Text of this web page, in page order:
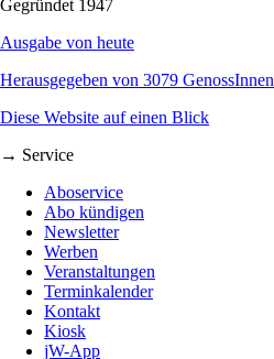
Gegründet 1947
Ausgabe von heute
Herausgegeben von 3079 GenossInnen
Diese Website auf einen Blick
→ Service
Aboservice
Abo kündigen
Newsletter
Werben
Veranstaltungen
Terminkalender
Kontakt
Kiosk
jW-App